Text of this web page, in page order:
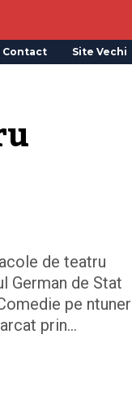
Contact Site Vechi
de teatru
German de Stat
pe
prin…